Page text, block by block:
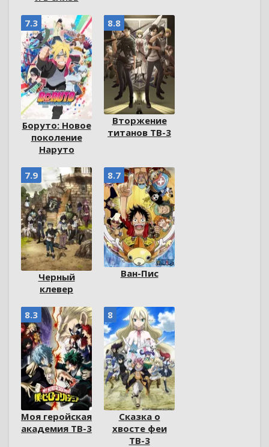
7.3
Боруто: Новое
поколение
Наруто
8.8
Вторжение
титанов ТВ-3
7.9
Черный
клевер
8.7
Ван-Пис
8.3
Моя геройская
академия ТВ-3
8
Сказка о
хвосте феи
ТВ-3